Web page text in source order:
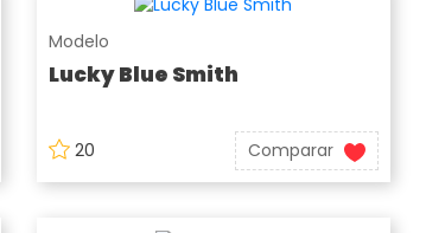
Modelo
Lucky Blue Smith
20 Comparar